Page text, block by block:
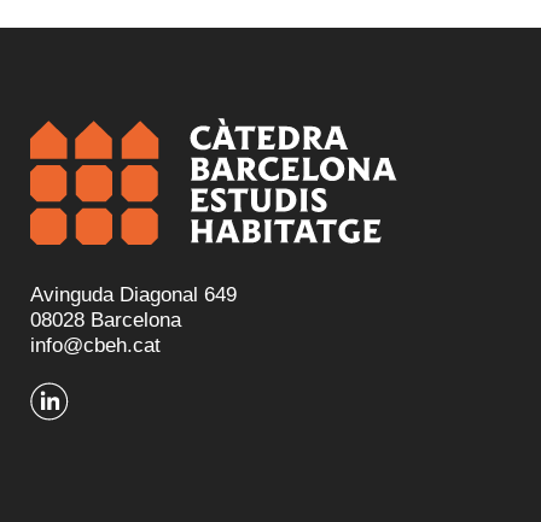
Avinguda Diagonal 649
08028 Barcelona
info@cbeh.cat